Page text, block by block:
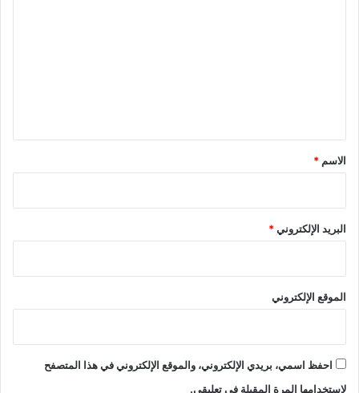
*
الاسم *
البريد الإلكتروني*
الموقع الإلكتروني
احفظ اسمي، بريدي الإلكتروني، والموقع الإلكتروني في هذا المتصفح
لاستخدامها المرة المقبلة في تعليقي.